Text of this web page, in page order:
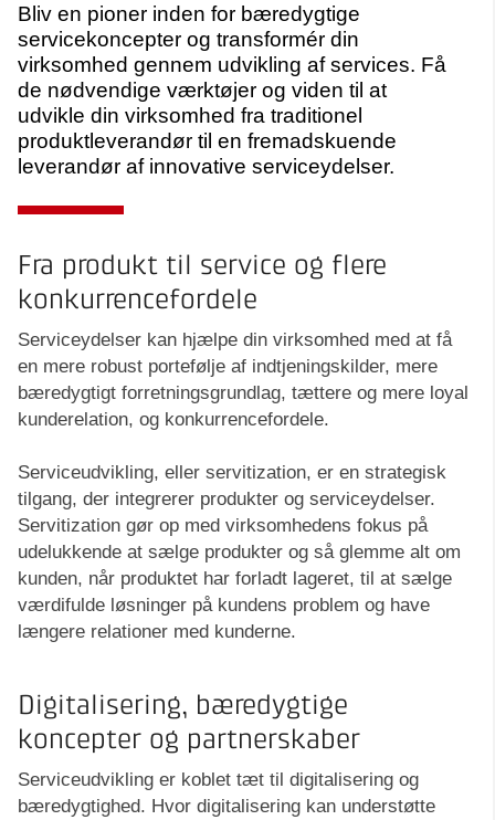
Bliv en pioner inden for bæredygtige
servicekoncepter og transformér din
virksomhed gennem udvikling af services. Få
de nødvendige værktøjer og viden til at
udvikle din virksomhed fra traditionel
produktleverandør til en fremadskuende
leverandør af innovative serviceydelser.
Fra produkt til service og flere
konkurrencefordele
Serviceydelser kan hjælpe din virksomhed med at få
en mere robust portefølje af indtjeningskilder, mere
bæredygtigt forretningsgrundlag, tættere og mere loyal
kunderelation, og konkurrencefordele.
Serviceudvikling, eller servitization, er en strategisk
tilgang, der integrerer produkter og serviceydelser.
Servitization gør op med virksomhedens fokus på
udelukkende at sælge produkter og så glemme alt om
kunden, når produktet har forladt lageret, til at sælge
værdifulde løsninger på kundens problem og have
længere relationer med kunderne.
Digitalisering, bæredygtige
koncepter og partnerskaber
Serviceudvikling er koblet tæt til digitalisering og
bæredygtighed. Hvor digitalisering kan understøtte